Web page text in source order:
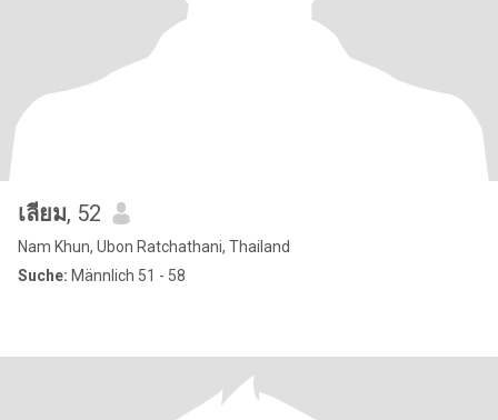
เลียม, 52
Nam Khun, Ubon Ratchathani, Thailand
Suche: Männlich 51 - 58